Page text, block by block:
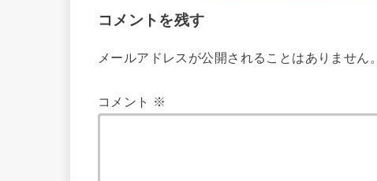
コメントを残す
メールアドレスが公開されることはありません。
コメント ※